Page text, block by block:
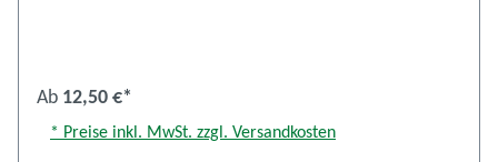
Ab 12,50 €*
* Preise inkl. MwSt. zzgl. Versandkosten